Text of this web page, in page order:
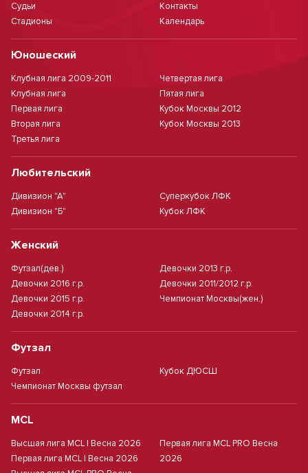
Судьи
Стадионы
Контакты
Календарь
Юношеский
Клубная лига 2009-2011
Клубная лига
Первая лига
Вторая лига
Третья лига
Четвертая лига
Пятая лига
Кубок Москвы 2012
Кубок Москвы 2013
Любительский
Дивизион "А"
Дивизион "Б"
Суперкубок ЛФК
Кубок ЛФК
Женский
Футзал(дев.)
Девочки 2016 г.р.
Девочки 2015 г.р.
Девочки 2014 г.р.
Девочки 2013 г.р.
Девочки 2011/2012 г.р.
Чемпионат Москвы(жен.)
Футзал
Футзал
Чемпионат Москвы футзал
Кубок ДЮСШ
MCL
Высшая лига MCL | Весна 2026
Первая лига MCL | Весна 2026
Первая лига MCL PRO Весна
2026